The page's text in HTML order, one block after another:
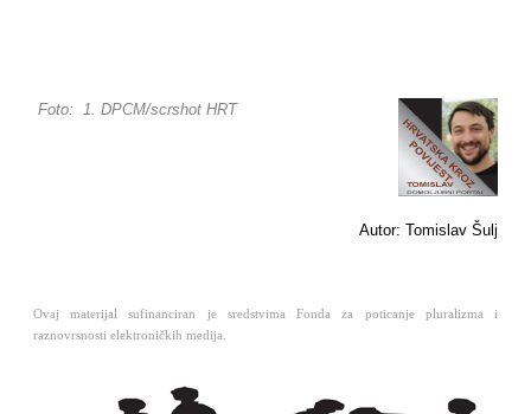
Foto: 1. DPCM/scrshot HRT
Autor: Tomislav Šulj
Ovaj materijal sufinanciran je sredstvima Fonda za poticanje pluralizma i
raznovrsnosti elektroničkih medija.